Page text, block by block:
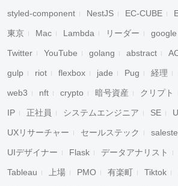
styled-component NestJS EC-CUBE
東京 Mac Lambda リーダー google
Twitter YouTube golang abstract
gulp riot flexbox jade Pug 経理
web3 nft crypto 暗号資産 クリプト
IP 正社員 システムエンジニア SE
UXリサーチャー セールステック
UIデザイナー Flask データアナリスト
Tableau 上場 PMO 有楽町 Tiktok